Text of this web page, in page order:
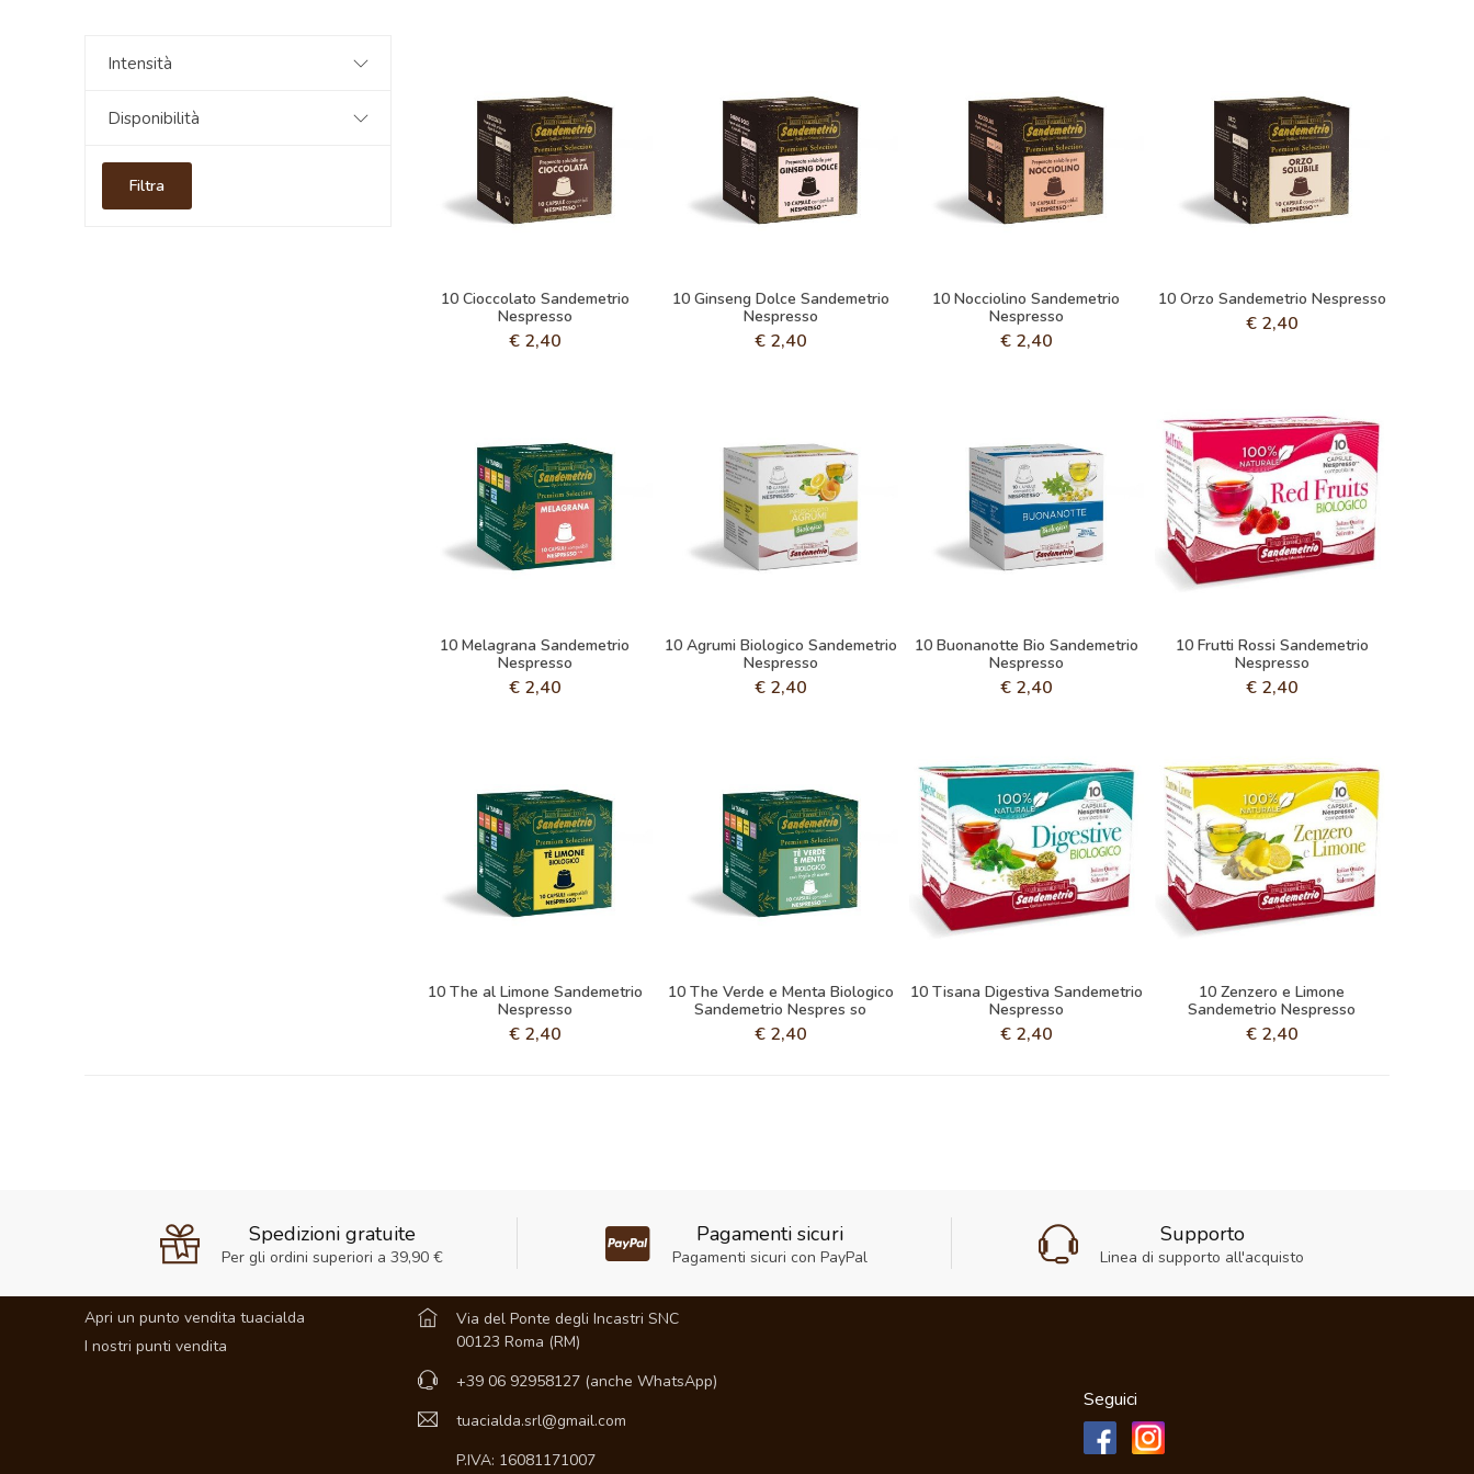
Intensità
Disponibilità
Filtra
10 Cioccolato Sandemetrio
Nespresso
€ 2,40
10 Ginseng Dolce Sandemetrio
Nespresso
€ 2,40
10 Nocciolino Sandemetrio
Nespresso
€ 2,40
10 Orzo Sandemetrio Nespresso
€ 2,40
10 Melagrana Sandemetrio
Nespresso
€ 2,40
10 Agrumi Biologico Sandemetrio
Nespresso
€ 2,40
10 Buonanotte Bio Sandemetrio
Nespresso
€ 2,40
10 Frutti Rossi Sandemetrio
Nespresso
€ 2,40
10 The al Limone Sandemetrio
Nespresso
€ 2,40
10 The Verde e Menta Biologico
Sandemetrio Nespres so
€ 2,40
10 Tisana Digestiva Sandemetrio
Nespresso
€ 2,40
10 Zenzero e Limone
Sandemetrio Nespresso
€ 2,40
Spedizioni gratuite
Per gli ordini superiori a 39,90 €
Pagamenti sicuri
Pagamenti sicuri con PayPal
Supporto
Linea di supporto all'acquisto
Apri un punto vendita tuacialda
I nostri punti vendita
Via del Ponte degli Incastri SNC
00123 Roma (RM)
+39 06 92958127 (anche WhatsApp)
tuacialda.srl@gmail.com
P.IVA: 16081171007
Seguici